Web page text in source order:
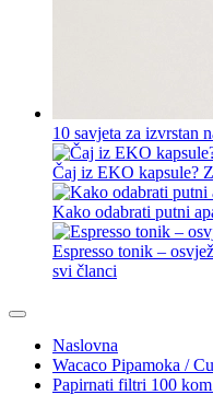
10 savjeta za izvrstan
Čaj iz EKO kapsule?
Kako odabrati putni
Espresso tonik –
svi članci
Naslovna
Wacaco Pipamoka /
Papirnati filtri 100